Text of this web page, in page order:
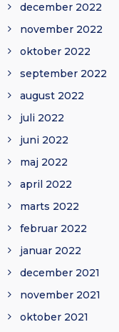
december 2022
november 2022
oktober 2022
september 2022
august 2022
juli 2022
juni 2022
maj 2022
april 2022
marts 2022
februar 2022
januar 2022
december 2021
november 2021
oktober 2021